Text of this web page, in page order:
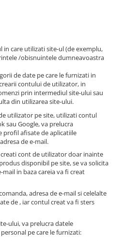
in care utilizati site-ul (de exemplu,
/obisnuintele dumneavoastra
de date pe care le furnizati in
contului de utilizator, in
prin intermediul site-ului sau
din utilizarea site-ului.
utilizator pe site, utilizati contul
sau Google, va prelucra
profil afisate de aplicatiile
de e-mail.
creati cont de utilizator doar inainte
disponibil pe site, se va solicita
in baza careia va fi creat
adresa de e-mail si celelalte
de , iar contul creat va fi sters
ului, va prelucra datele
pe care le furnizati: